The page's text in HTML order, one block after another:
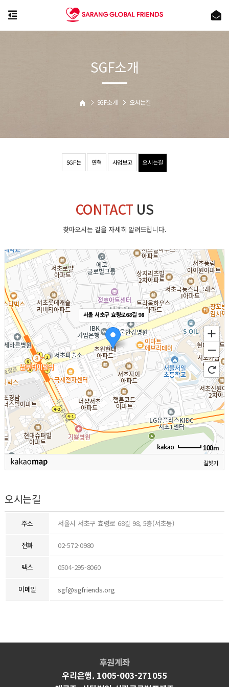
SGF는 연혁 사업보고 오시는길
SGF소개 오시는길
SGF소개
CONTACT US
찾아오시는 길을 자세히 알려드립니다.
서울 서초구 효령로68길 98
100m
길찾기
오시는길
주소 서울시 서초구 효령로 68길 98, 5층(서초동)
전화 02-572-0980
팩스 0504-295-8060
이메일 sgf@sgfriends.org
후원계좌
우리은행. 1005-003-271055